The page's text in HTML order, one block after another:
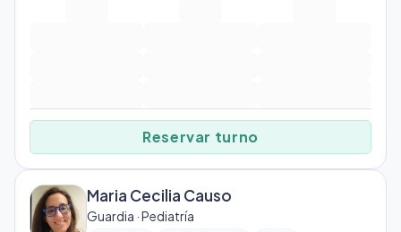
Reservar turno
Maria Cecilia Causo
Guardia · Pediatría